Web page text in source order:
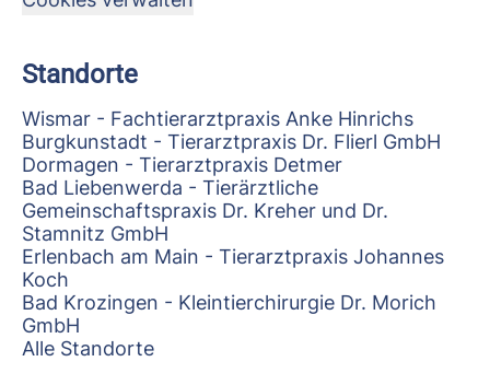
Standorte
Wismar - Fachtierarztpraxis Anke Hinrichs
Burgkunstadt - Tierarztpraxis Dr. Flierl GmbH
Dormagen - Tierarztpraxis Detmer
Bad Liebenwerda - Tierärztliche
Gemeinschaftspraxis Dr. Kreher und Dr.
Stamnitz GmbH
Erlenbach am Main - Tierarztpraxis Johannes
Koch
Bad Krozingen - Kleintierchirurgie Dr. Morich
GmbH
Alle Standorte